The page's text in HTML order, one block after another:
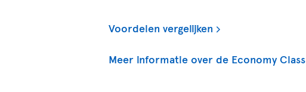
Voordelen vergelijken
Meer informatie over de Economy Class